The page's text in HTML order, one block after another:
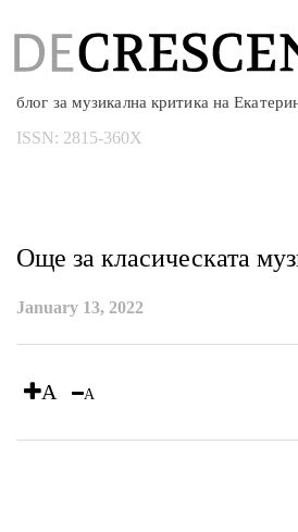
блог за музикална критика на
ISSN: 2815-360X
Още за класическата
January 13, 2022
A A